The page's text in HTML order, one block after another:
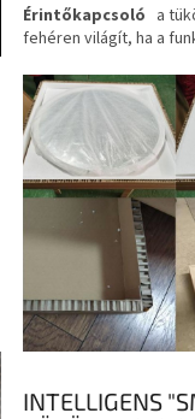
Érintőkapcsoló a
fehéren világít, ha a
INTELLIGENS